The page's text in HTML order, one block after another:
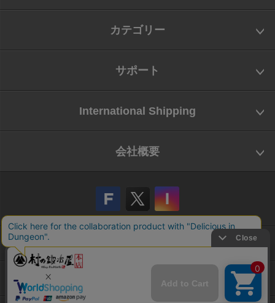
カテゴリー
サポート
International Shipping
会社概要
会社概要
お問い合わせ